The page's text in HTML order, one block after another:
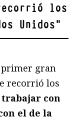
los
Unidos"
primer gran
recorrió los
trabajar con
el de la